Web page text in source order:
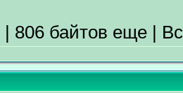
| 806 байтов еще |